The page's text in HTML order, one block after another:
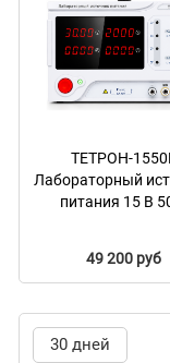
ТЕТРОН-
Лабораторный
питания 15 В
49 200 руб
30 дней